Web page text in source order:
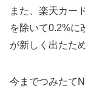
また、楽天カー
を除いて0.2%に
が新しく出たため
今までつみたて